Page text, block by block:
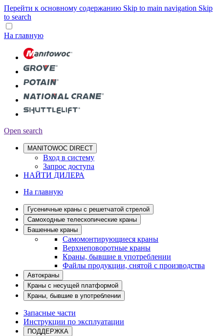
Перейти к основному содержанию Skip to main navigation Skip
to search
На главную
Open search
MANITOWOC DIRECT
Вход в систему
Запрос доступа
НАЙТИ ДИЛЕРА
На главную
Гусеничные краны с решетчатой стрелой
Самоходные телескопические краны
Башенные краны
Самомонтирующиеся краны
Верхнеповоротные краны
Краны, бывшие в употреблении
Файлы продукции, снятой с производства
Автокраны
Краны с несущей платформой
Краны, бывшие в употреблении
Запасные части
Инструкции по эксплуатации
ПОДДЕРЖКА